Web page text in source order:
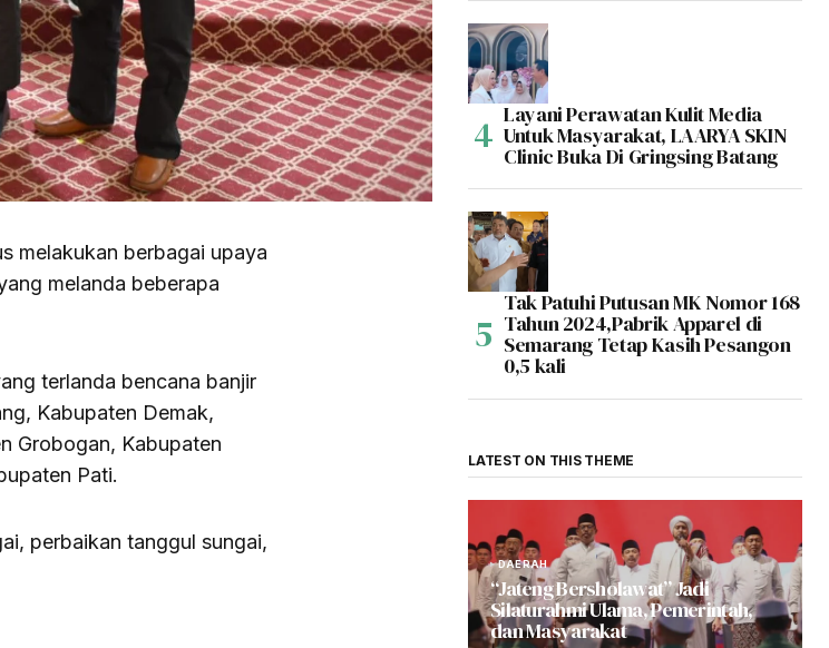
melakukan berbagai upaya
melanda beberapa
terlanda bencana banjir
Kabupaten Demak,
Grobogan, Kabupaten
Pati.
perbaikan tanggul sungai,
Layani Perawatan Kulit Media
Untuk Masyarakat, LAARYA SKIN
Clinic Buka Di Gringsing Batang
Tak Patuhi Putusan MK Nomor 168
Tahun 2024,Pabrik Apparel di
Semarang Tetap Kasih Pesangon
0,5 kali
LATEST ON THIS THEME
DAERAH
“Jateng Bersholawat” Jadi
Silaturahmi Ulama, Pemerintah,
dan Masyarakat